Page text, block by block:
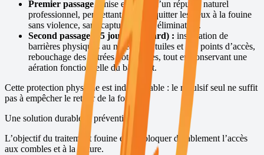
Premier passage :
mise en place d’un répulsif naturel
professionnel, permettant de faire quitter les lieux à la fouine
sans violence, sans capture et sans élimination.
Second passage (15 jours plus tard) : installation de
barrières physiques au niveau des tuiles et des points d’accès,
rebouchage des entrées potentielles, tout en conservant une
aération fonctionnelle du bâtiment.
Cette protection physique est indispensable : le répulsif seul ne suffit
pas à empêcher le retour de la fouine.
Une solution durable et préventive
L’objectif du traitement fouine est de bloquer durablement l’accès
aux combles et à la toiture.